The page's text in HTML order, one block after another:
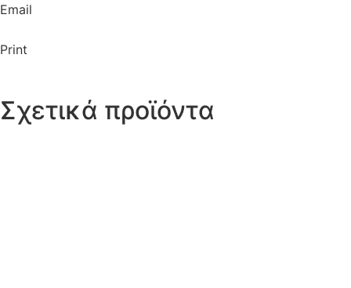
Email
Print
Σχετικά προϊόντα